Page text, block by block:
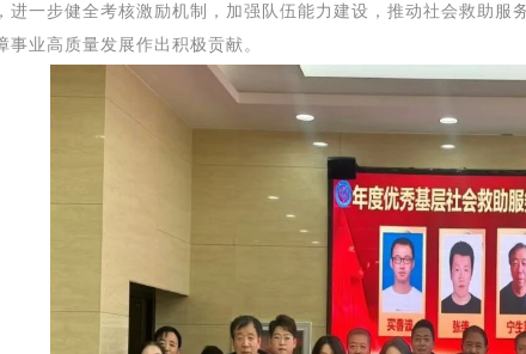
进一步健全考核激励机制，加强队伍能力建设，推动社会救助服
事业高质量发展作出积极贡献。